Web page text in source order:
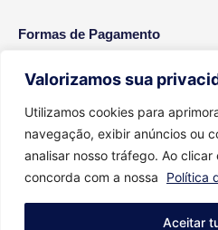
Valorizamos sua
Utilizamos cookies para
navegação, exibir anúncios ou
analisar nosso tráfego. Ao clicar
concorda com a nossa
Política
Aceitar
Formas de Pagamento
2026 © Todos os direitos reservados -